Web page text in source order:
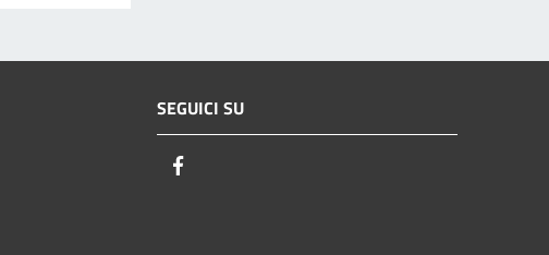
SEGUICI SU